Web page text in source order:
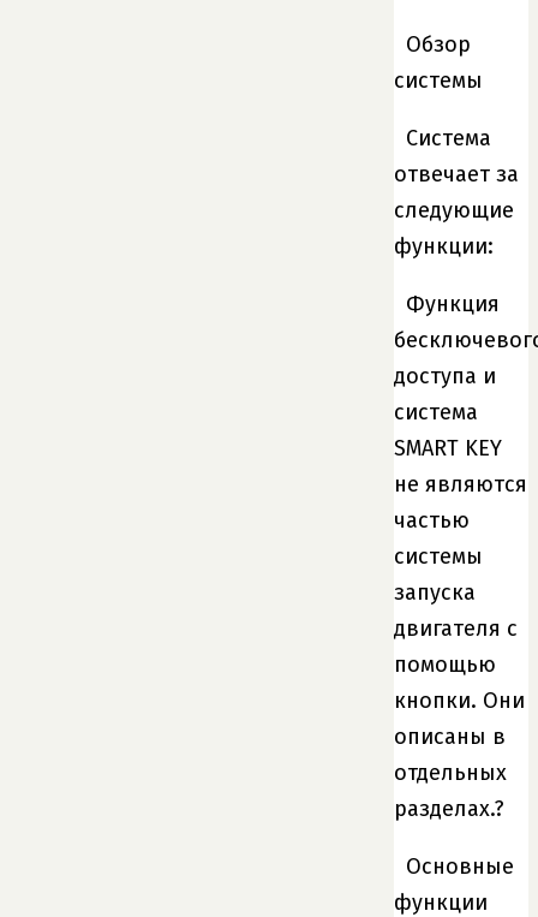
Обзор
системы
Система
отвечает за
следующие
функции:
Функция
доступа и
система
SMART KEY
не являются
частью
системы
запуска
двигателя с
помощью
кнопки. Они
описаны в
отдельных
разделах.?
Основные
функции